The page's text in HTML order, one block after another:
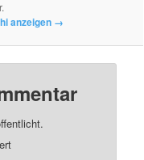
anzeigen →